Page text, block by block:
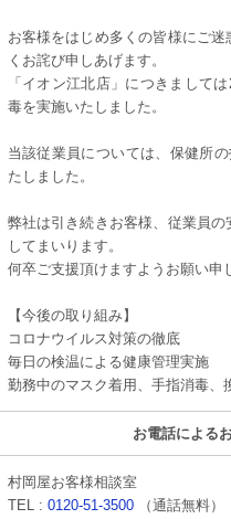
お客様をはじめ多くの皆様にご
くお詫び申しあげます。
「イオン江北店」につきまして
毒を実施いたしました。
当該従業員については、保健所
たしました。
弊社は引き続きお客様、従業員
してまいります。
何卒ご支援頂けますようお願い申
【今後の取り組み】
コロナウイルス対策の徹底
毎日の検温による健康管理実施
勤務中のマスク着用、手指消毒、
お電話による
村岡屋お客様相談室
TEL : 0120-51-3500（通話無料）